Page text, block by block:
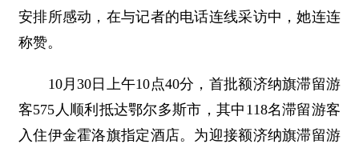
安排所感动，在与记者的电话连线采访中，她连连
称赞。
10月30日上午10点40分，首批额济纳旗滞留游
客575人顺利抵达鄂尔多斯市，其中118名滞留游客
入住伊金霍洛旗指定酒店。为迎接额济纳旗滞留游